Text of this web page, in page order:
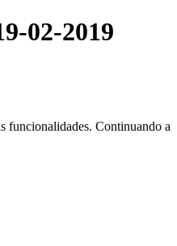
02-2019
funcionalidades. Continuando a